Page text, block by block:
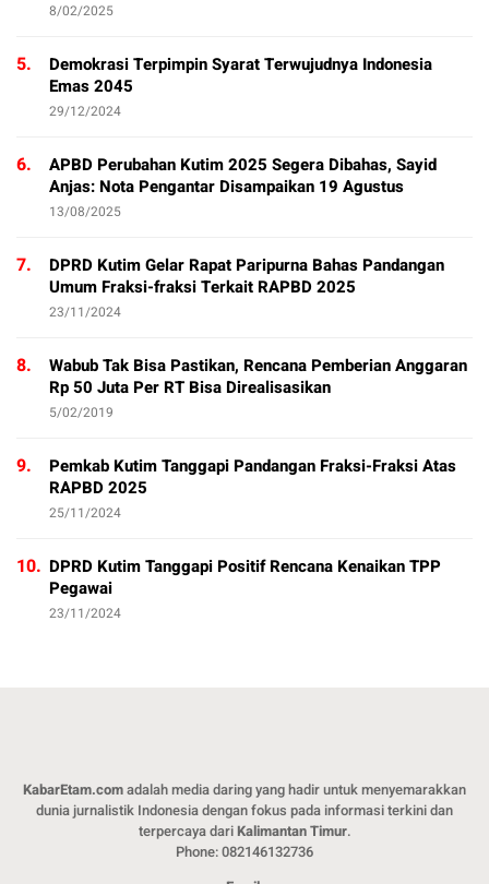
8/02/2025
5.
Demokrasi Terpimpin Syarat Terwujudnya Indonesia
Emas 2045
29/12/2024
6.
APBD Perubahan Kutim 2025 Segera Dibahas, Sayid
Anjas: Nota Pengantar Disampaikan 19 Agustus
13/08/2025
7.
DPRD Kutim Gelar Rapat Paripurna Bahas Pandangan
Umum Fraksi-fraksi Terkait RAPBD 2025
23/11/2024
8.
Wabub Tak Bisa Pastikan, Rencana Pemberian Anggaran
Rp 50 Juta Per RT Bisa Direalisasikan
5/02/2019
9.
Pemkab Kutim Tanggapi Pandangan Fraksi-Fraksi Atas
RAPBD 2025
25/11/2024
10. DPRD Kutim Tanggapi Positif Rencana Kenaikan TPP
Pegawai
23/11/2024
KabarEtam.comadalah media daring yang hadir untuk menyemarakkan
dunia jurnalistik Indonesia dengan fokus pada informasi terkini dan
terpercaya dariKalimantan Timur.
Phone: 082146132736